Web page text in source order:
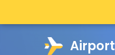
Airport